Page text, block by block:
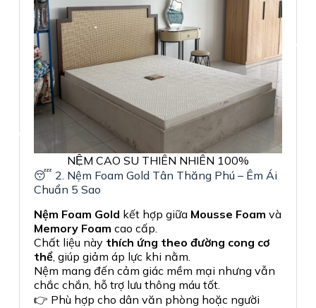
NỆM CAO SU THIÊN NHIÊN 100%
😴 2. Nệm Foam Gold Tân Thăng Phú – Êm Ái
Chuẩn 5 Sao
Nệm Foam Gold kết hợp giữa Mousse Foam và
Memory Foam cao cấp.
Chất liệu này thích ứng theo đường cong cơ
thể, giúp giảm áp lực khi nằm.
Nệm mang đến cảm giác mềm mại nhưng vẫn
chắc chắn, hỗ trợ lưu thông máu tốt.
👉 Phù hợp cho dân văn phòng hoặc người